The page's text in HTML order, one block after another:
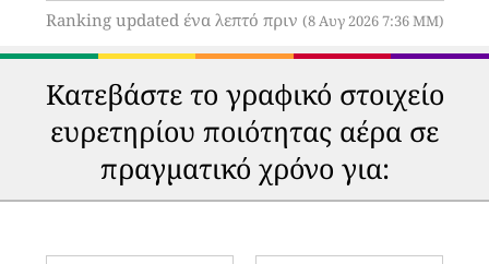
Ranking updated ένα λεπτό πριν (8 Αυγ 2026 7:36 ΜΜ)
Κατεβάστε το γραφικό στοιχείο
ευρετηρίου ποιότητας αέρα σε
πραγματικό χρόνο για: